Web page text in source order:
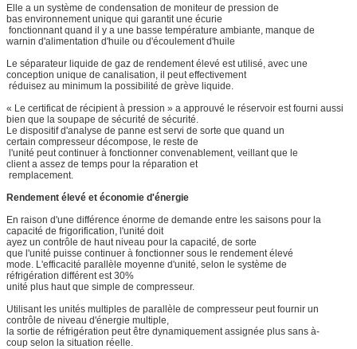
Elle a un système de condensation de moniteur de pression de
bas environnement unique qui garantit une écurie
fonctionnant quand il y a une basse température ambiante, manque de
warnin d'alimentation d'huile ou d'écoulement d'huile
Le séparateur liquide de gaz de rendement élevé est utilisé, avec une
conception unique de canalisation, il peut effectivement
réduisez au minimum la possibilité de grève liquide.
« Le certificat de récipient à pression » a approuvé le réservoir est fourni aussi
bien que la soupape de sécurité de sécurité.
Le dispositif d'analyse de panne est servi de sorte que quand un
certain compresseur décompose, le reste de
l'unité peut continuer à fonctionner convenablement, veillant que le
client a assez de temps pour la réparation et
remplacement.
Rendement élevé et économie d'énergie
En raison d'une différence énorme de demande entre les saisons pour la
capacité de frigorification, l'unité doit
ayez un contrôle de haut niveau pour la capacité, de sorte
que l'unité puisse continuer à fonctionner sous le rendement élevé
mode. L'efficacité parallèle moyenne d'unité, selon le système de
réfrigération différent est 30%
unité plus haut que simple de compresseur.
Utilisant les unités multiples de parallèle de compresseur peut fournir un
contrôle de niveau d'énergie multiple,
la sortie de réfrigération peut être dynamiquement assignée plus sans à-
coup selon la situation réelle.